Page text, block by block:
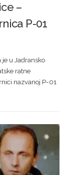
–
P-01
je u Jadransko
ratne
nazvanoj P-01